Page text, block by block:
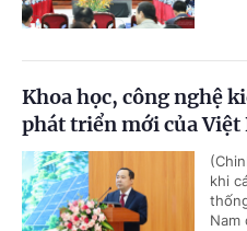
Khoa học, công nghệ
phát triển mới của Việt
khi
Nam